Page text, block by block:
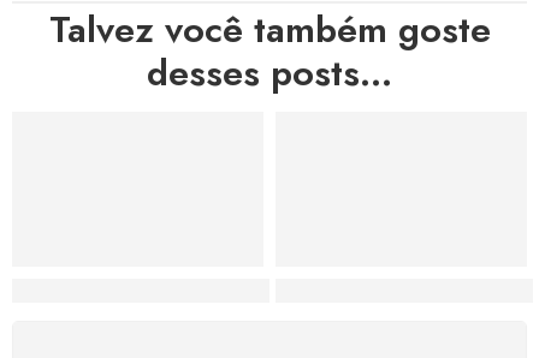
Talvez você também goste
desses posts...